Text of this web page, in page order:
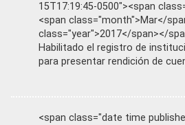
15T17:19:45-0500"><span
<span class="month">Mar</
class="year">2017</span></
Habilitado el registro de
para presentar rendición de
<span class="date time